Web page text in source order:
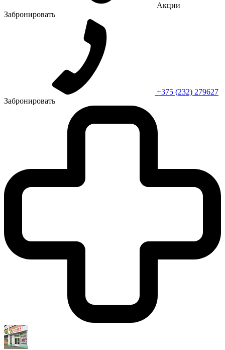
Акции
Забронировать
+375 (232) 279627
Забронировать